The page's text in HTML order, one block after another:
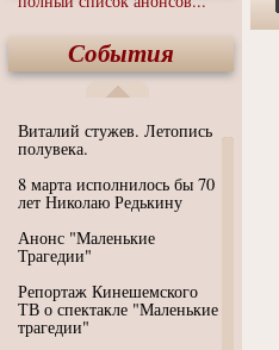
События
Виталий стужев. Летопись
полувека.
8 марта исполнилось бы 70
лет Николаю Редькину
Анонс "Маленькие
Трагедии"
Репортаж Кинешемского
ТВ о спектакле "Маленькие
трагедии"